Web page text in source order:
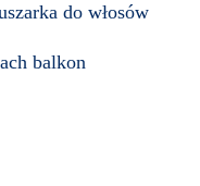
do włosów
balkon